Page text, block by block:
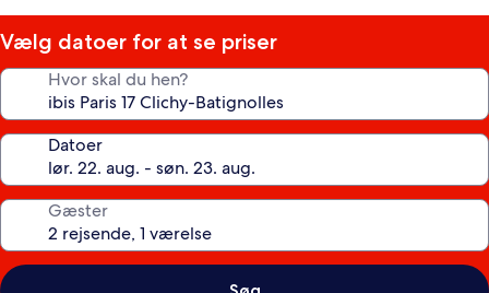
Vælg datoer for at se priser
Hvor skal du hen?
Datoer
Gæster